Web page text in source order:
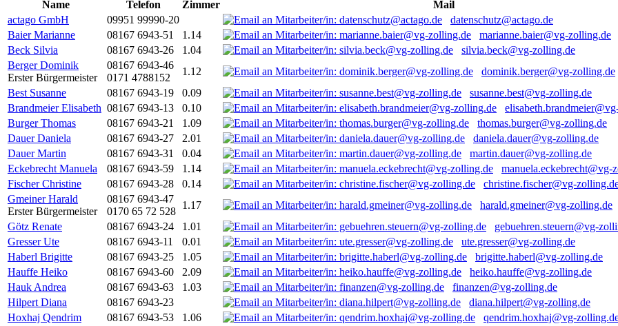
Name
Telefon Zimmer
Mail
actago GmbH
09951 99990-20
datenschutz@actago.de
Baier Marianne
08167 6943-51 1.14
marianne.baier@vg-zolling.de
Beck Silvia
08167 6943-26 1.04
silvia.beck@vg-zolling.de
Berger Dominik
Erster Bürgermeister
08167 6943-46
0171 4788152
1.12
dominik.berger@vg-zolling.de
Best Susanne
08167 6943-19 0.09
susanne.best@vg-zolling.de
Brandmeier Elisabeth 08167 6943-13 0.10
Burger Thomas
08167 6943-21 1.09
thomas.burger@vg-zolling.de
Dauer Daniela
08167 6943-27 2.01
daniela.dauer@vg-zolling.de
Dauer Martin
08167 6943-31 0.04
martin.dauer@vg-zolling.de
Eckebrecht Manuela
08167 6943-59 1.14
manuela.eckebrecht@vg-
Fischer Christine
08167 6943-28 0.14
christine.fischer@vg-
Gmeiner Harald
Erster Bürgermeister
08167 6943-47
0170 65 72 528
1.17
harald.gmeiner@vg-zolling.de
Götz Renate
08167 6943-24 1.01
gebuehren.steuern@vg-
Gresser Ute
08167 6943-11 0.01
ute.gresser@vg-zolling.de
Haberl Brigitte
08167 6943-25 1.05
brigitte.haberl@vg-zolling.de
Hauffe Heiko
08167 6943-60 2.09
heiko.hauffe@vg-zolling.de
Hauk Andrea
08167 6943-63 1.03
finanzen@vg-zolling.de
Hilpert Diana
08167 6943-23
diana.hilpert@vg-zolling.de
Hoxhaj Qendrim
08167 6943-53 1.06
qendrim.hoxhaj@vg-